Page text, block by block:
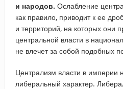
и народов. Ослабление
как правило, приводит к ее
и территорий, на которых они
центральной власти в
не влечет за собой подобных
Централизм власти в империи
либеральный характер.